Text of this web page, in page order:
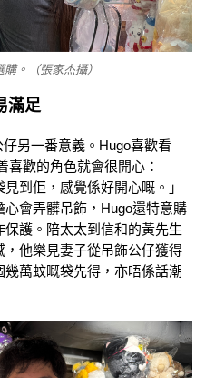
。（張家杰攝）
滿足
另一番意義。Hugo喜歡看
喜歡的角色就會很開心：
到佢，感覺係好開心嘅。」
會弄髒吊飾，Hugo還特意購
護。陪太太到信和的黃先生
他樂見妻子從吊飾公仔獲得
萬蚊嘅袋先得，亦唔係話潮